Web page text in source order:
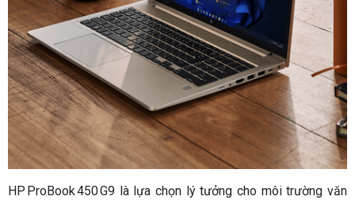
HP ProBook 450 G9 là lựa chọn lý tưởng cho môi trường văn